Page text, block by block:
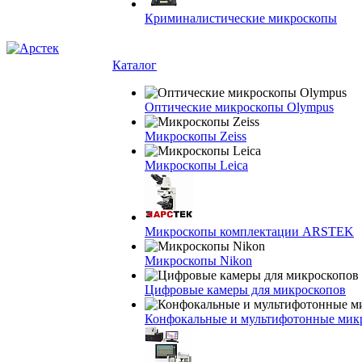
Криминалистические микроскопы
Каталог
Оптические микроскопы Olympus
Микроскопы Zeiss
Микроскопы Leica
Микроскопы комплектации ARSTEK
Микроскопы Nikon
Цифровые камеры для микроскопов
Конфокальные и мультифотонные